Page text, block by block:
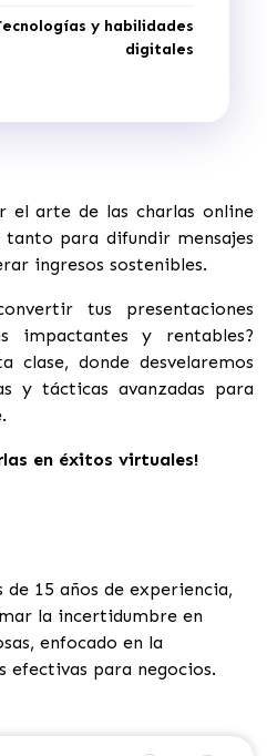
y habilidades
digitales
el arte de las charlas online
tanto para difundir mensajes
ingresos sostenibles.
tus presentaciones
impactantes y rentables?
clase, donde desvelaremos
y tácticas avanzadas para
en éxitos virtuales!
15 años de experiencia,
la incertidumbre en
enfocado en la
efectivas para negocios.